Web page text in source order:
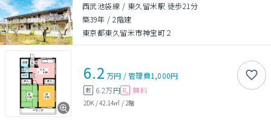
西武池袋線 / 東久留米駅 徒歩21分
築39年 /2階建
東京都東久留米市神宝町２
6.2 万円 /管理費1,000円
敷 6.2万円 礼 無料
2DK /42.14㎡ / 2階